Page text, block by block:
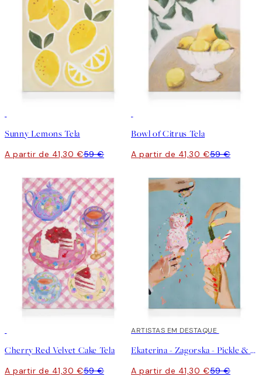
Sunny Lemons Tela
A partir de 41,30 €59 €
Bowl of Citrus Tela
A partir de 41,30 €59 €
Cherry Red Velvet Cake Tela
A partir de 41,30 €59 €
30%*
ARTISTAS EM DESTAQUE
Ekaterina - Zagorska - Pickle & Chili Ice Cream Tela
A partir de 41,30 €59 €